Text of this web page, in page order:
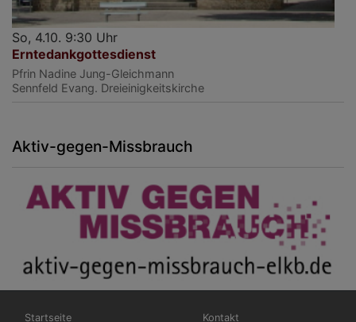
So, 4.10. 9:30 Uhr
Erntedankgottesdienst
Pfrin Nadine Jung-Gleichmann
Sennfeld Evang. Dreieinigkeitskirche
Aktiv-gegen-Missbrauch
Hauptnavigation
Startseite Fußbereichsmenü
Kontakt